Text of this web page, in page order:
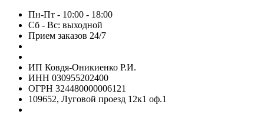
Пн-Пт - 10:00 - 18:00
Сб - Вс: выходной
Прием заказов 24/7
ИП Ковдя-Оникиенко Р.И.
ИНН 030955202400
ОГРН 324480000006121
109652, Луговой проезд 12к1 оф.1